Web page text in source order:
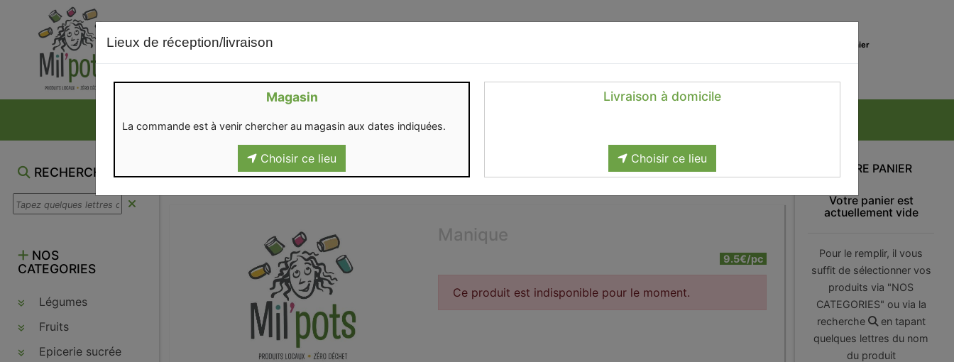
Mon panier
RECHERCHE
NOS
CATEGORIES
Légumes
Fruits
Epicerie sucrée
Lieux de réception/livraison
Magasin
La commande est à venir chercher au magasin aux dates indiquées.
Choisir ce lieu
Livraison à domicile
Choisir ce lieu
Manique
9.5€/pc
Ce produit est indisponible pour le moment.
VOTRE PANIER
Votre panier est
actuellement vide
Pour le remplir, il vous
suffit de sélectionner vos
produits via "NOS
CATEGORIES" ou via la
recherche
en tapant
quelques lettres du nom
du produit